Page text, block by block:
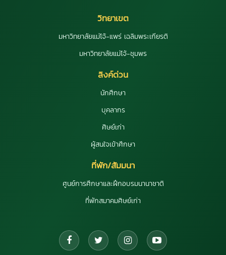
วิทยาเขต
มหาวิทยาลัยแม่โจ้-แพร่ เฉลิมพระเกียรติ
มหาวิทยาลัยแม่โจ้-ชุมพร
ลิงค์ด่วน
นักศึกษา
บุคลากร
ศิษย์เก่า
ผู้สนใจเข้าศึกษา
ที่พัก/สัมมนา
ศูนย์การศึกษาและฝึกอบรมนานาชาติ
ที่พักสมาคมศิษย์เก่า